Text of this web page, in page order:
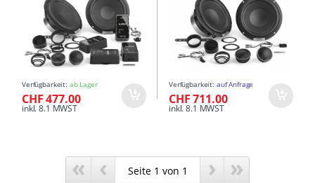
Verfügbarkeit: ab Lager
CHF 477.00
inkl. 8.1 MWST
Verfügbarkeit: auf Anfrage
CHF 711.00
inkl. 8.1 MWST
« ‹ › »